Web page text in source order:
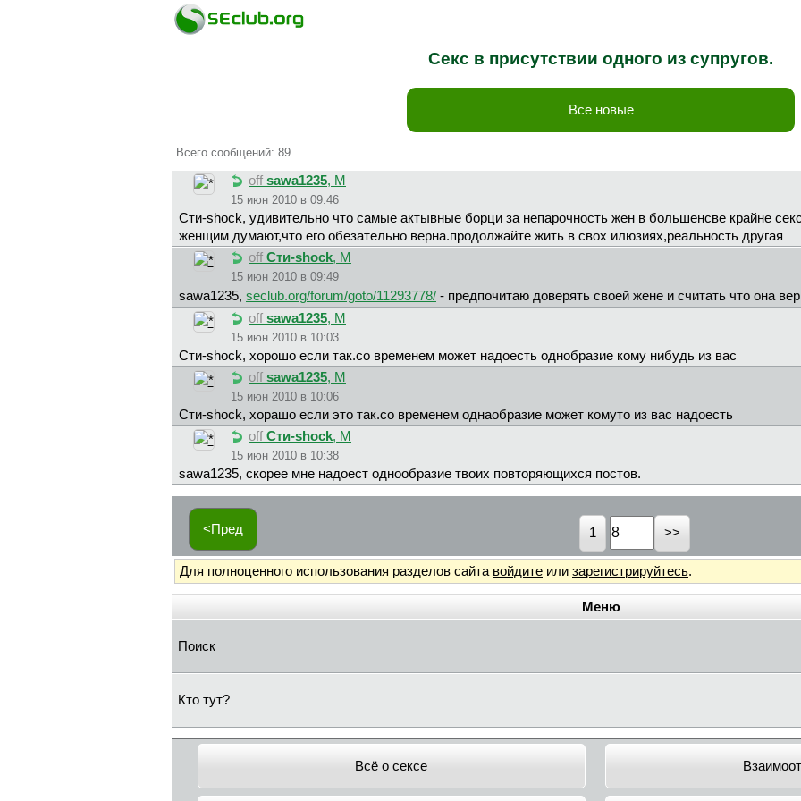
Секс в присутствии одного из супругов.
Все новые
Всего сообщений: 89
off sawa1235, М
15 июн 2010 в 09:46
Cти-shock, удивительно что самые актывные борци за непарочность жен в большенсве крайне
женщим думают,что его обезательно верна.продолжайте жить в свох илюзиях,реальность другая
off Cти-shock, М
15 июн 2010 в 09:49
sawa1235, seclub.org/forum/goto/11293778/ - предпочитаю доверять своей жене и считать что она
off sawa1235, М
15 июн 2010 в 10:03
Cти-shock, хорошо если так.со временем может надоесть однобразие кому нибудь из вас
off sawa1235, М
15 июн 2010 в 10:06
Cти-shock, хорашо если это так.со временем однаобразие может комуто из вас надоесть
off Cти-shock, М
15 июн 2010 в 10:38
sawa1235, скорее мне надоест однообразие твоих повторяющихся постов.
<Пред 1
Для полноценного использования разделов сайта войдите или зарегистрируйтесь.
Меню
Поиск
Кто тут?
Всё о сексе